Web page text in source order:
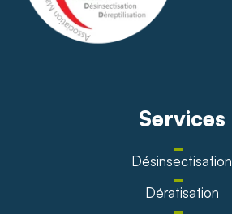
Services
Désinsectisation
Dératisation